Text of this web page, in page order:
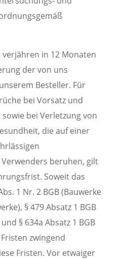
in 12 Monaten
der von uns
Besteller. Für
bei Vorsatz und
bei Verletzung von
die auf einer
beruhen, gilt
Soweit das
1 Nr. 2 BGB (Bauwerke
§ 479 Absatz 1 BGB
§ 634a Absatz 1 BGB
zwingend
Fristen. Vor etwaiger